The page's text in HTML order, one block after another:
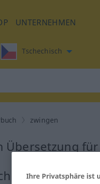
UNTERNEHMEN
Tschechisch
zwingen
Übersetzung
Übersetzung
Ihre Privatsphäre ist